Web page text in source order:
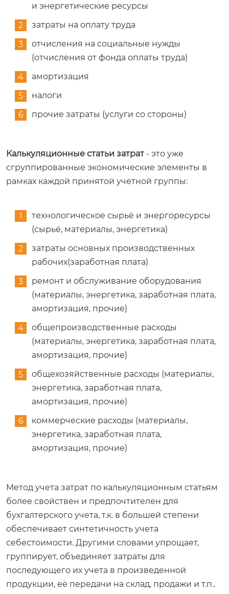
и энергетические ресурсы
затраты на оплату труда
отчисления на социальные нужды
(отчисления от фонда оплаты труда)
амортизация
налоги
прочие затраты (услуги со стороны)
Калькуляционные статьи затрат- это уже
сгруппированные экономические элементы в
рамках каждой принятой учетной группы:
технологическое сырьё и энергоресурсы
(сырьё, материалы, энергетика)
затраты основных производственных
рабочих(заработная плата)
ремонт и обслуживание оборудования
(материалы, энергетика, заработная плата,
амортизация, прочие)
общепроизводственные расходы
(материалы, энергетика, заработная плата,
амортизация, прочие)
общехозяйственные расходы (материалы,
энергетика, заработная плата,
амортизация, прочие)
коммерческие расходы (материалы,
энергетика, заработная плата,
амортизация, прочие)
Метод учета затрат по калькуляционным статьям
более свойствен и предпочтителен для
бухгалтерского учета, т.к. в большей степени
обеспечивает синтетичность учета
себестоимости. Другими словами упрощает,
группирует, объединяет затраты для
последующего их учета в произведенной
продукции, её передачи на склад, продажи и т.п..